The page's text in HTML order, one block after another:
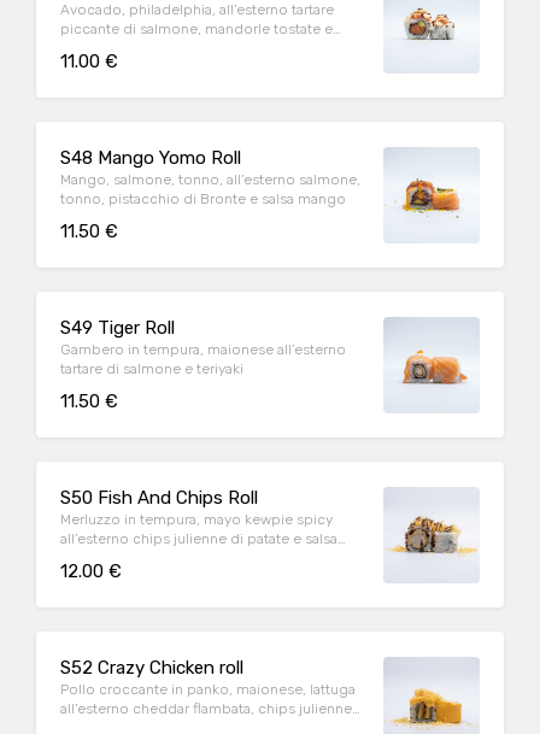
Avocado, philadelphia, all’esterno tartare
piccante di salmone, mandorle tostate e
11.00 €
S48 Mango Yomo Roll
Mango, salmone, tonno, all’esterno salmone,
tonno, pistacchio di Bronte e salsa mango
11.50 €
S49 Tiger Roll
Gambero in tempura, maionese all’esterno
tartare di salmone e teriyaki
11.50 €
S50 Fish And Chips Roll
Merluzzo in tempura, mayo kewpie spicy
all’esterno chips julienne di patate e salsa
12.00 €
S52 Crazy Chicken roll
Pollo croccante in panko, maionese, lattuga
all’esterno cheddar flambata, chips julienne